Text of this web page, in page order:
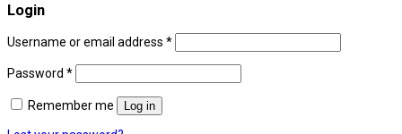
Login
Username or email address *
Password *
Remember me Log in